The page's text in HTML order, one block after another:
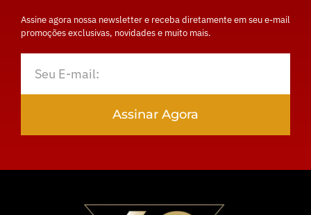
Assine agora nossa newsletter e receba diretamente em seu e-mail
promoções exclusivas, novidades e muito mais.
Assinar Agora